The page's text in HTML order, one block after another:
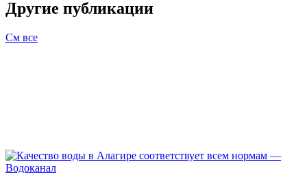
Другие публикации
См все